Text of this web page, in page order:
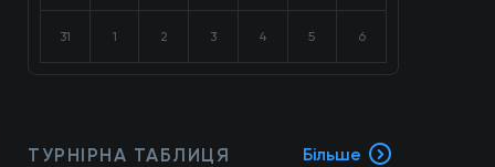
31 1 2 3 4 5 6
ТУРНІРНА ТАБЛИЦЯ Більше